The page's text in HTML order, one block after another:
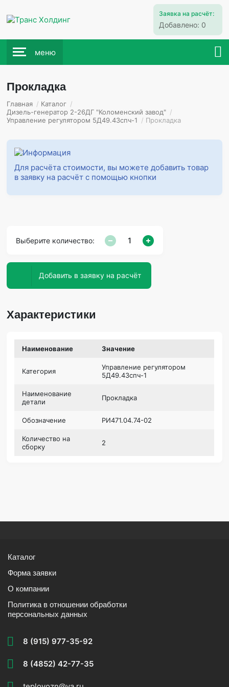
Заявка на расчёт:
Добавлено: 0
меню
Прокладка
Главная / Каталог /
Дизель-генератор 2-26ДГ "Коломенский завод" /
Управление регулятором 5Д49.43спч-1 / Прокладка
Для расчёта стоимости, вы можете добавить товар
в заявку на расчёт с помощью кнопки
Выберите количество:
Добавить в заявку на расчёт
Характеристики
Наименование Значение
Категория
Управление регулятором
5Д49.43спч-1
Наименование
детали
Прокладка
Обозначение РИ471.04.74-02
Количество на
сборку
2
Каталог
Форма заявки
О компании
Политика в отношении обработки
персональных данных
8 (915) 977-35-92
8 (4852) 42-77-35